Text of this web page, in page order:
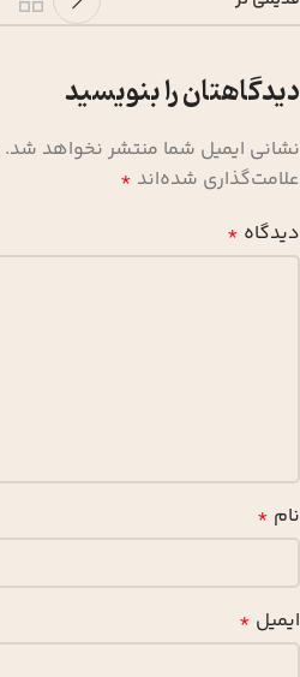
دیدگاهتان را بنویسید
نشانی ایمیل شما منتشر نخواهد شد.
علامت‌گذاری شده‌اند *
دیدگاه *
نام *
ایمیل *